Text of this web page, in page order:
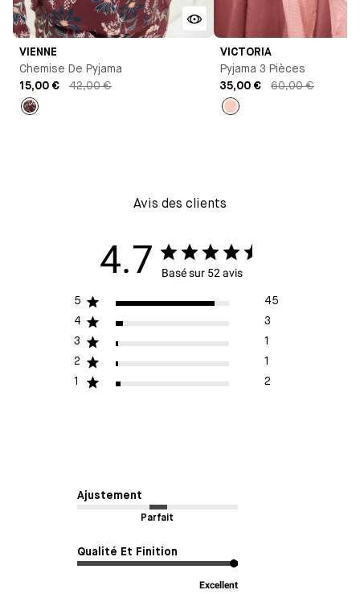
VIENNE
Chemise De Pyjama
15,00 €
42,00 €
VICTORIA
Pyjama 3 Pièces
35,00 €
60,00 €
Avis des clients
4.7 Basé sur 52 avis
5
45
4
3
3
1
2
1
1
2
Ajustement
Parfait
Qualité Et Finition
Excellent